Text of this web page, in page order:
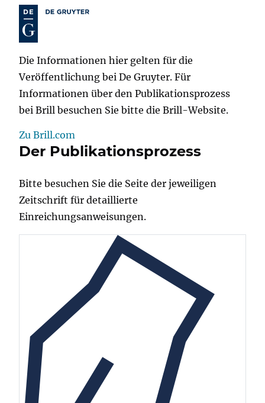
Die Informationen hier gelten für die
Veröffentlichung bei De Gruyter. Für
Informationen über den Publikationsprozess
bei Brill besuchen Sie bitte die Brill-Website.
Zu Brill.com
Der Publikationsprozess
Bitte besuchen Sie die Seite der jeweiligen
Zeitschrift für detaillierte
Einreichungsanweisungen.